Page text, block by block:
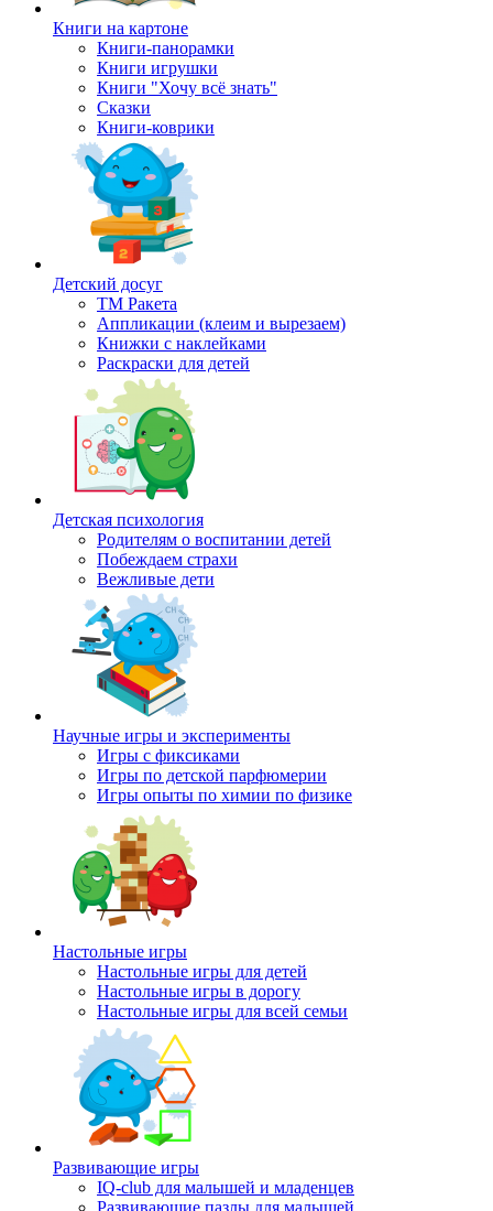
Книги на картоне
Книги-панорамки
Книги игрушки
Книги "Хочу всё знать"
Сказки
Книги-коврики
Детский досуг
ТМ Ракета
Аппликации (клеим и вырезаем)
Книжки с наклейками
Раскраски для детей
Детская психология
Родителям о воспитании детей
Побеждаем страхи
Вежливые дети
Научные игры и эксперименты
Игры с фиксиками
Игры по детской парфюмерии
Игры опыты по химии по физике
Настольные игры
Настольные игры для детей
Настольные игры в дорогу
Настольные игры для всей семьи
Развивающие игры
IQ-club для малышей и младенцев
Развивающие пазлы для малышей